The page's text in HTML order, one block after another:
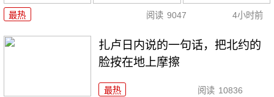
最热 阅读 9047 4小时前
扎卢日内说的一句话，把北约的
脸按在地上摩擦
最热 阅读 10836